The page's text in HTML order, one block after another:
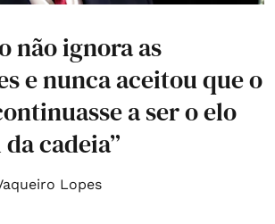
não ignora as
e nunca aceitou que o
a ser o elo
cadeia”
Lopes